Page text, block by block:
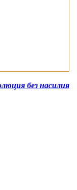
без насилия